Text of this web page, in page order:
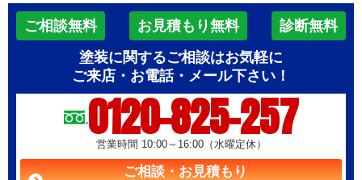
ご相談無料 お見積もり無料
診断無料
塗装に関するご相談はお気軽に
ご来店・お電話・メール下さい！
0120-825-257
営業時間 10:00～16:00（水曜定休）
ご相談・お見積もり